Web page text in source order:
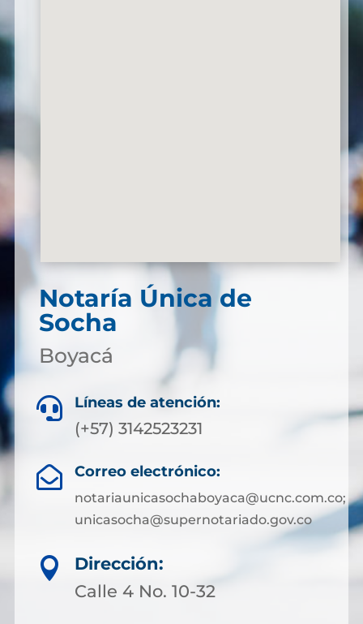
Notaría Única de
Socha
Boyacá
 Líneas de atención:
(+57) 3142523231
 Correo electrónico:
notariaunicasochaboyaca@ucnc.com.co;
unicasocha@supernotariado.gov.co

Dirección:
Calle 4 No. 10-32